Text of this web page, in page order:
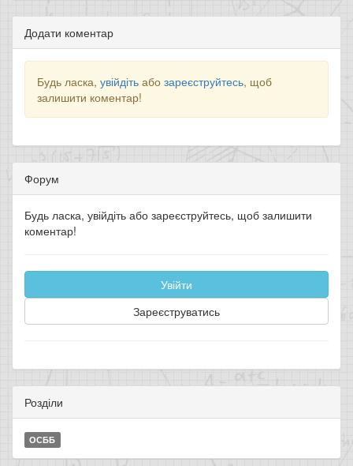
Додати коментар
Будь ласка, увійдіть або зареєструйтесь, щоб
залишити коментар!
Форум
Будь ласка, увійдіть або зареєструйтесь, щоб залишити
коментар!
Увійти
Зареєструватись
Розділи
ОСББ